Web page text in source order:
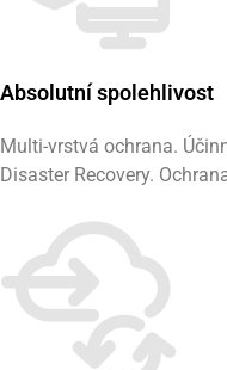
Absolutní spolehlivost
Multi-vrstvá ochrana.
Disaster Recovery.